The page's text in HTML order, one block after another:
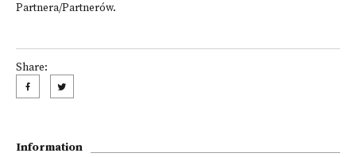
Partnera/Partnerów.
Share:
Information